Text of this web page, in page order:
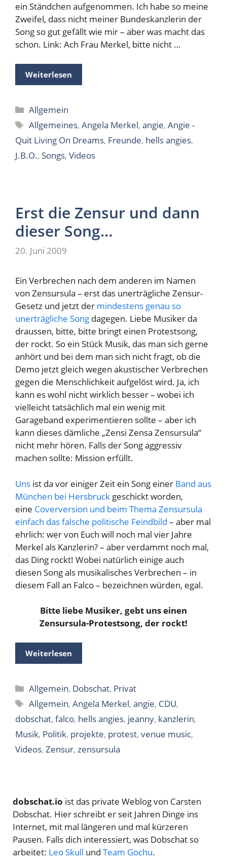
ein Ständchen aufgenommen. Ich habe so meine
Zweifel, dass nicht meiner Bundeskanzlerin der
Song so gut gefällt wie mir – aber was macht das
schon. Link: Ach Frau Merkel, bitte nicht …
Weiterlesen
Kategorien
Allgemein
Schlagwörter
Allgemeines,Angela Merkel,angie,Angie -
Quit Living On Dreams, Freunde, hells angies,
J.B.O., Songs, Videos
Erst die Zensur und dann
dieser Song…
20. Juni 2009
Ein Verbrechen nach dem anderen im Namen
von Zensursula – erst das unerträgliche Zensur-
Gesetz und jetzt der mindestens genau so
unerträgliche Song dagegen. Liebe Musiker da
draussen, bitte, bitte bringt einen Protestsong,
der rockt. So ein Stück Musik, das man sich gerne
anhört und bei dem man sich nicht fragt, ob die
Demo jetzt gleich wegen akustischer Verbrechen
gegen die Menschlichkeit aufgelöst wird. Ja, ich
kann es wohl nicht wirklich besser – wobei ich
vielleicht tatsächlich mal ein wenig mit
Garageband experimentieren sollte – aber ich
kann dieses dämliche „Zensi Zensa Zensursula“
nicht mehr hören. Falls der Song aggressiv
machen sollte: Mission erfüllt.
Uns ist da vor einiger Zeit ein Song einer Band aus
München bei Hersbruck geschickt worden,
eine Coverversion und beim Thema Zensursula
einfach das falsche politische Feindbild – aber mal
ehrlich: wer von Euch will noch mal vier Jahre
Merkel als Kanzlerin? – aber verdammt noch mal,
das Ding rockt! Wobei natürlich einige auch
diesen Song als musikalisches Verbrechen – in
diesem Fall an Falco – bezeichnen würden, egal.
Bitte liebe Musiker, gebt uns einen
Zensursula-Protestsong, der rockt!
Weiterlesen
Kategorien
Allgemein, Dobschat, Privat
Schlagwörter
Allgemein,Angela Merkel,angie, CDU,
dobschat, falco, hells angies, jeanny, kanzlerin,
Musik, Politik, projekte, protest, venue music,
Videos, Zensur, zensursula
dobschat.io ist das private Weblog von Carsten
Dobschat. Hier schreibt er seit Jahren Dinge ins
Internet, mit mal längeren und mal kürzeren
Pausen. Falls dich interessiert, was Dobschat so
arbeitet: Leo Skull und Team Gochu.